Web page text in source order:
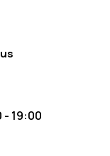
- 19:00